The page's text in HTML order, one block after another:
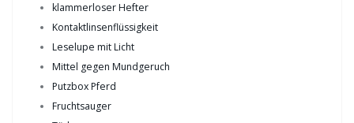
klammerloser Hefter
Kontaktlinsenflüssigkeit
Leselupe mit Licht
Mittel gegen Mundgeruch
Putzbox Pferd
Fruchtsauger